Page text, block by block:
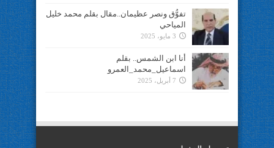
تفوُّق ونصر عظيمان..مقال بقلم محمد خليل
المياحي
3 مايو، 2025
أنا ابن الشمس.. بقلم
اسماعيل_محمد_العمرو
7 أبريل، 2025